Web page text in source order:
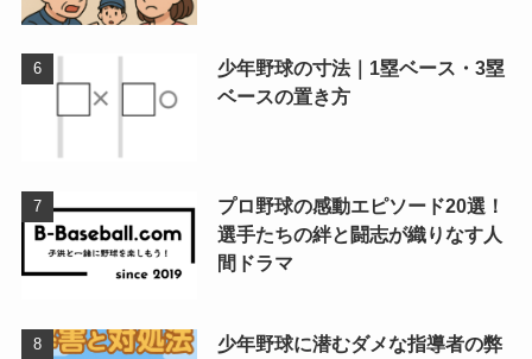
少年野球の寸法｜1塁ベース・3塁
ベースの置き方
プロ野球の感動エピソード20選！
選手たちの絆と闘志が織りなす人
間ドラマ
少年野球に潜むダメな指導者の弊